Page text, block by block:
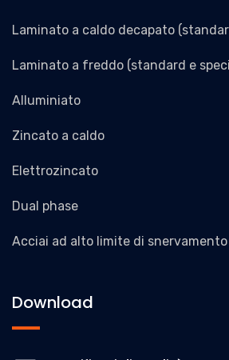
Laminato a caldo decapato
Laminato a freddo (standard e
Alluminiato
Zincato a caldo
Elettrozincato
Dual phase
Acciai ad alto limite di snervamento
Download